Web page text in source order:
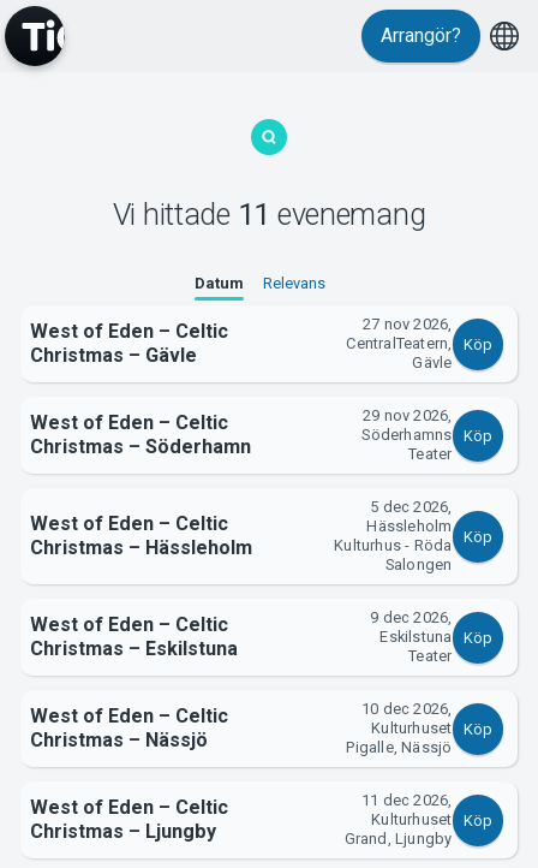
MyTickster
Support
Om Tickster
Arrangör?
Vi hittade 11 evenemang
Datum Relevans
West of Eden – Celtic
Christmas – Gävle
27 nov 2026,
CentralTeatern,
Gävle
Köp
West of Eden – Celtic
Christmas – Söderhamn
29 nov 2026,
Söderhamns
Teater
Köp
West of Eden – Celtic
Christmas – Hässleholm
5 dec 2026,
Hässleholm
Kulturhus - Röda
Salongen
Köp
West of Eden – Celtic
Christmas – Eskilstuna
9 dec 2026,
Eskilstuna
Teater
Köp
West of Eden – Celtic
Christmas – Nässjö
10 dec 2026,
Kulturhuset
Pigalle, Nässjö
Köp
West of Eden – Celtic
Christmas – Ljungby
11 dec 2026,
Kulturhuset
Grand, Ljungby
Köp